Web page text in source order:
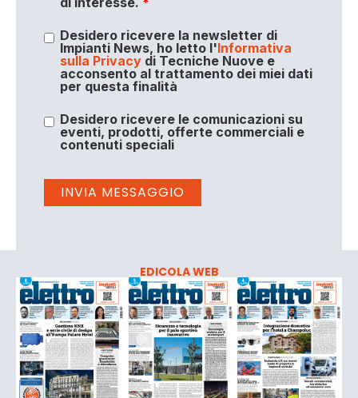
Desidero ricevere la newsletter di
Impianti News, ho letto l'Informativa
sulla Privacydi Tecniche Nuove e
acconsento al trattamento dei miei dati
per questa finalità
Desidero ricevere le comunicazioni su
eventi, prodotti, offerte commerciali e
contenuti speciali
EDICOLA WEB